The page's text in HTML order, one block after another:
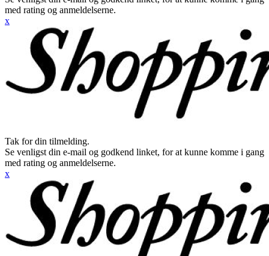
med rating og anmeldelserne.
x
Tak for din tilmelding.
Se venligst din e-mail og godkend linket, for at kunne komme i gang
med rating og anmeldelserne.
x